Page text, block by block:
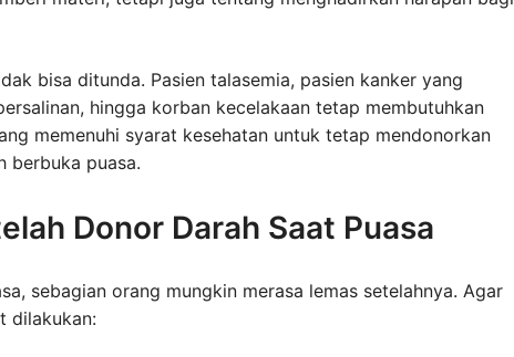
bisa ditunda. Pasien talasemia, pasien kanker yang
hingga korban kecelakaan tetap membutuhkan
memenuhi syarat kesehatan untuk tetap mendonorkan
berbuka puasa.
Donor Darah Saat Puasa
sebagian orang mungkin merasa lemas setelahnya. Agar
dilakukan: